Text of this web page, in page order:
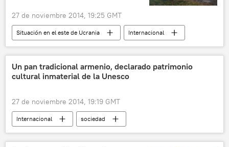
27 de noviembre 2014, 19:25 GMT
Situación en el este de Ucrania
Internacional
noticias
Un pan tradicional armenio, declarado patrimonio
cultural inmaterial de la Unesco
27 de noviembre 2014, 19:19 GMT
Internacional
sociedad
🎭 Arte y cultura
noticias